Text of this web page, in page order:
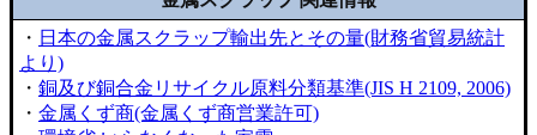
・ 日本の金属スクラップ輸出先とその量(財務省貿易統計
より)
・ 銅及び銅合金リサイクル原料分類基準(JIS H 2109, 2006)
・ 金属くず商(金属くず商営業許可)